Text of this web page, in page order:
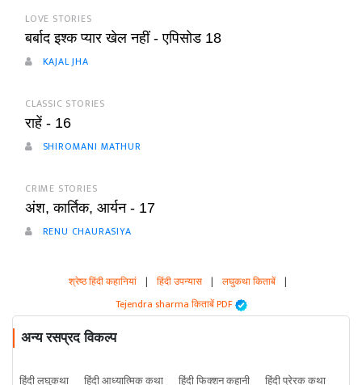
LOVE STORIES
बर्बाद इश्क प्यार खेल नहीं - एपिसोड 18
KAJAL JHA
CLASSIC STORIES
राहें - 16
SHIROMANI MATHUR
CRIME STORIES
अंश, कार्तिक, आर्यन - 17
RENU CHAURASIYA
श्रेष्ठ हिंदी कहानियां | हिंदी उपन्यास | लघुकथा किताबें |
Tejendra sharma किताबें PDF
अन्य रसप्रद विकल्प
हिंदी लघुकथा हिंदी आध्यात्मिक कथा हिंदी फिक्शन कहानी
हिंदी प्रेरक कथा